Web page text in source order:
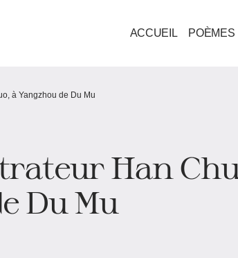
ACCUEIL POÈMES
à Yangzhou de Du Mu
Han
Du Mu